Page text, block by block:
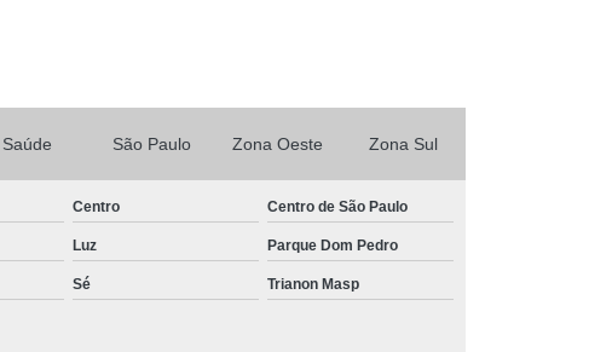
Saúde São Paulo Zona Oeste Zona Sul
Centro Centro de São Paulo
Luz Parque Dom Pedro
Sé Trianon Masp